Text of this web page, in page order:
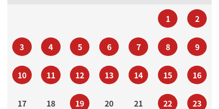
1 2
3 4 5 6 7 8 9
10 11 12 13 14 15 16
17 18 19 20 21 22 23